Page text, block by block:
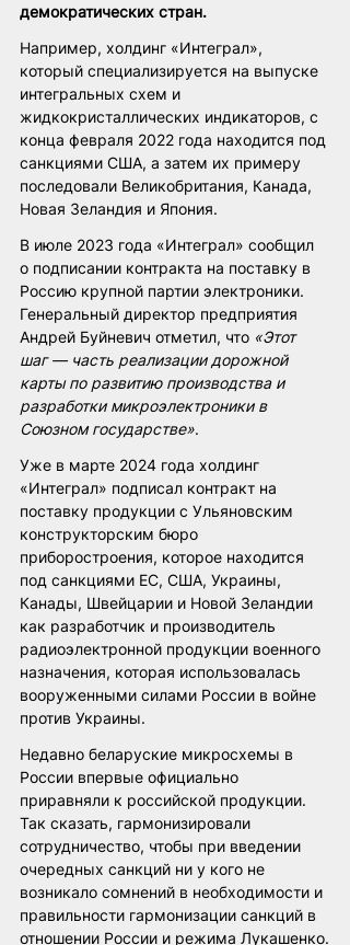
демократических стран.
Например, холдинг «Интеграл»,
который специализируется на выпуске
интегральных схем и
жидкокристаллических индикаторов, с
конца февраля 2022 года находится под
санкциями США, а затем их примеру
последовали Великобритания, Канада,
Новая Зеландия и Япония.
В июле 2023 года «Интеграл» сообщил
о подписании контракта на поставку в
Россию крупной партии электроники.
Генеральный директор предприятия
Андрей Буйневич отметил, что «Этот
шаг — часть реализации дорожной
карты по развитию производства и
разработки микроэлектроники в
Союзном государстве».
Уже в марте 2024 года холдинг
«Интеграл» подписал контракт на
поставку продукции с Ульяновским
конструкторским бюро
приборостроения, которое находится
под санкциями ЕС, США, Украины,
Канады, Швейцарии и Новой Зеландии
как разработчик и производитель
радиоэлектронной продукции военного
назначения, которая использовалась
вооруженными силами России в войне
против Украины.
Недавно беларуские микросхемы в
России впервые официально
приравняли к российской продукции.
Так сказать, гармонизировали
сотрудничество, чтобы при введении
очередных санкций ни у кого не
возникало сомнений в необходимости и
правильности гармонизации санкций в
отношении России и режима Лукашенко.